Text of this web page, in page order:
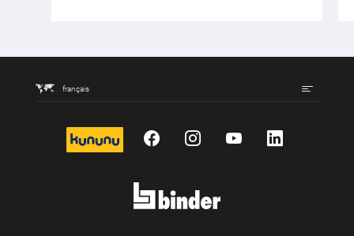
français
kununu FacebookInstagram
YouTubeLinkedIn